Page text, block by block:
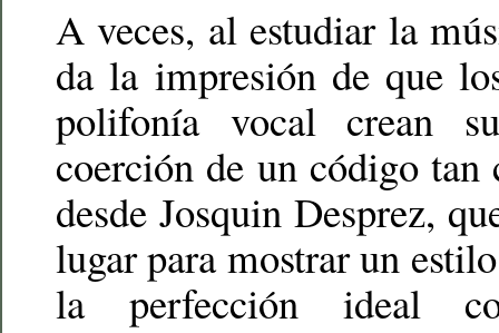
A veces, al estudiar la
da la impresión de que
polifonía vocal crean
coerción de un código
desde Josquin Desprez,
lugar para mostrar un
la perfección ideal